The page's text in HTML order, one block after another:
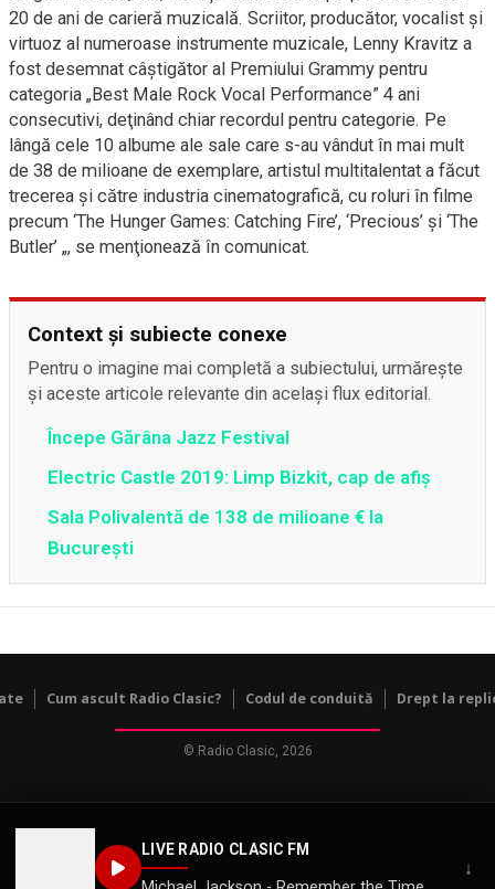
LIVE RADIO CLASIC FM
↓
20 de ani de carieră muzicală. Scriitor, producător, vocalist şi
virtuoz al numeroase instrumente muzicale, Lenny Kravitz a
fost desemnat câştigător al Premiului Grammy pentru
categoria „Best Male Rock Vocal Performance” 4 ani
consecutivi, deţinând chiar recordul pentru categorie. Pe
lângă cele 10 albume ale sale care s-au vândut în mai mult
de 38 de milioane de exemplare, artistul multitalentat a făcut
trecerea şi către industria cinematografică, cu roluri în filme
precum ‘The Hunger Games: Catching Fire’, ‘Precious’ şi ‘The
Butler’ „, se menţionează în comunicat.
Context și subiecte conexe
Pentru o imagine mai completă a subiectului, urmărește
și aceste articole relevante din același flux editorial.
Începe Gărâna Jazz Festival
Electric Castle 2019: Limp Bizkit, cap de afiş
Sala Polivalentă de 138 de milioane € la
București
Cum ascult Radio Clasic? Codul de conduită Drept la
© Radio Clasic, 2026